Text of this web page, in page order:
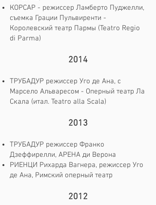
КОРСАР - режиссер Ламберто Пуджелли,
съемка Грации Пульвиренти -
Королевский театр Пармы (Teatro Regio
di Parma)
2014
ТРУБАДУР режиссер Уго де Ана, с
Марсело Альваресом - Оперный театр Ла
Скала (итал. Teatro alla Scala)
2013
ТРУБАДУР режиссер Франко
Дзеффирелли, АРЕНА ди Верона
РИЕНЦИ Рихарда Вагнера, режиссер Уго
де Ана, Римский оперный театр
2012